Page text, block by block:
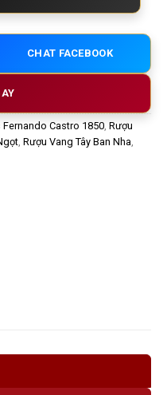
CHAT FACEBOOK
Castro 1850 Rượu
Rượu Vang Tây Ban Nha